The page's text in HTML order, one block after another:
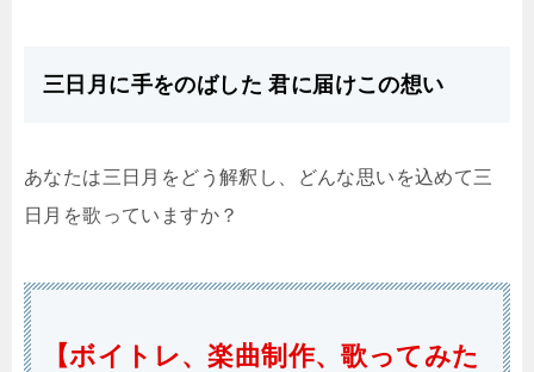
三日月に手をのばした 君に届けこの想い
あなたは三日月をどう解釈し、どんな思いを込めて三
日月を歌っていますか？
【ボイトレ、楽曲制作、歌ってみた